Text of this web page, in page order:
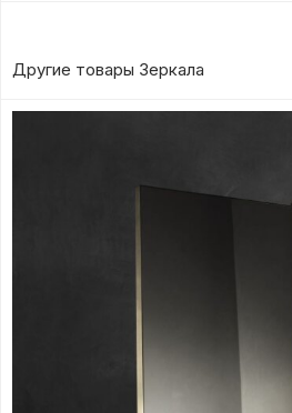
Другие товары Зеркала